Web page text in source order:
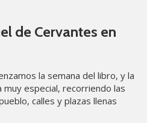
de Cervantes en
la semana del libro, y la
especial, recorriendo las
calles y plazas llenas